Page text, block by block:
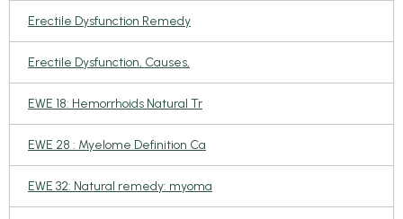
Erectile Dysfunction Remedy
Erectile Dysfunction, Causes,
EWE 18: Hemorrhoids Natural Tr
EWE 28 : Myelome Definition Ca
EWE 32: Natural remedy: myoma